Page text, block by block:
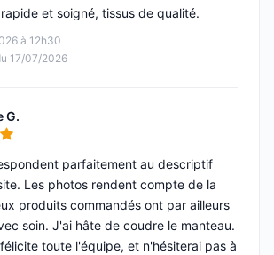
à 12h30
17/07/2026
et soigné, tissus de qualité.
G.
5
parfaitement au descriptif
Les photos rendent compte de la
produits commandés ont par ailleurs
soin. J'ai hâte de coudre le manteau.
toute l'équipe, et n'hésiterai pas à